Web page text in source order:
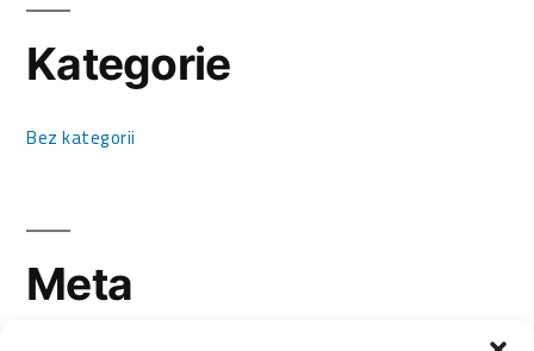
Kategorie
Bez kategorii
Meta